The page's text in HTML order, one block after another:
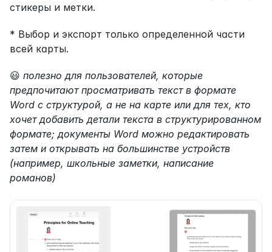
стикеры и метки.
* Выбор и экспорт только определенной части
всей карты.
😃 полезно для пользователей, которые
предпочитают просматривать текст в формате
Word с структурой, а не на карте или для тех, кто
хочет добавить детали текста в структурированном
формате; документы Word можно редактировать
затем и открывать на большинстве устройств
(например, школьные заметки, написание
романов)